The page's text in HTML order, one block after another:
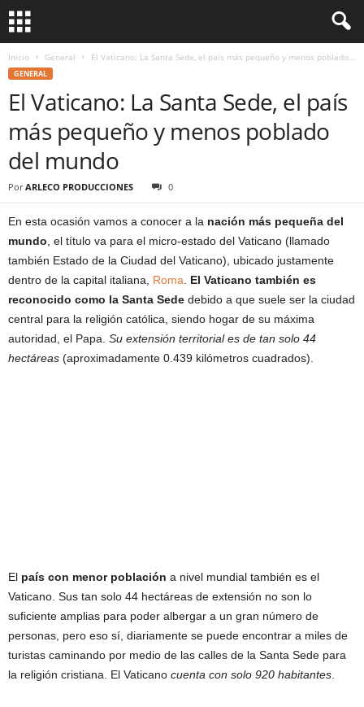
Inicio General El Vaticano: La Santa Sede, el país más pequeño y menos poblado...
GENERAL
El Vaticano: La Santa Sede, el país
más pequeño y menos poblado
del mundo
Por ARLECO PRODUCCIONES 0
En esta ocasión vamos a conocer a la nación más pequeña del
mundo , el título va para el micro-estado del Vaticano (llamado
también Estado de la Ciudad del Vaticano), ubicado justamente
dentro de la capital italiana, Roma El Vaticano también es
reconocido como la Santa Sede debido a que suele ser la ciudad
central para la religión católica, siendo hogar de su máxima
autoridad, el Papa. Su extensión territorial es de tan solo 44
hectáreas (aproximadamente 0.439 kilómetros cuadrados).
El país con menor población a nivel mundial también es el
Vaticano. Sus tan solo 44 hectáreas de extensión no son lo
suficiente amplias para poder albergar a un gran número de
personas, pero eso sí, diariamente se puede encontrar a miles de
turistas caminando por medio de las calles de la Santa Sede para
la religión cristiana. El Vaticano cuenta con solo 920 habitantes